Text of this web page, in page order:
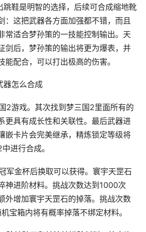
跳鞋是明智的选择，后续可合成缩地靴
：这把武器各方面加强都不错，而且
常适合梦孙策的一技能控制输出。天
剑后，梦孙策的输出将更为爆表，并
能配合，可以打出极高的伤害。
器怎么合成
2游戏。其次找到梦三国2里面所有的
更具有成长性和关联性。最后武器进
嵌卡片会完美继承，精炼锁定等级将
进行合成。
军金杯后换取可以获得。寰宇天罡石
神进阶材料。挑战次数达到1000次
外增加寰宇天罡石的掉落。挑战次数
宝箱内将有概率掉落不绑定材料。